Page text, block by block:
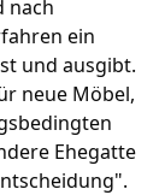
nach
ein
und ausgibt.
neue Möbel,
Ehegatte